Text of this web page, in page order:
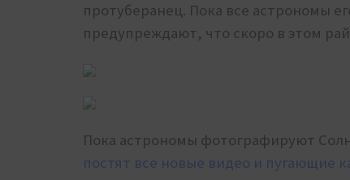
протуберанец. Пока все астрономы
предупреждают, что скоро в этом
Пока астрономы фотографируют
постят все новые видео и пугающие